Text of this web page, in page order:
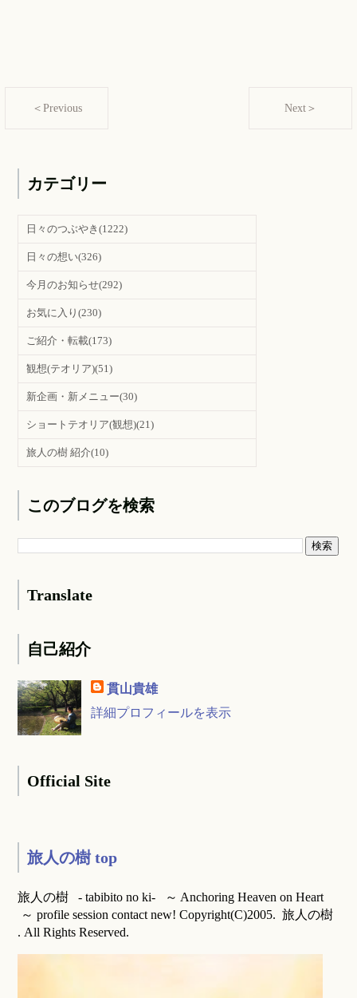
＜Previous Next＞
カテゴリー
日々のつぶやき(1222)
日々の想い(326)
今月のお知らせ(292)
お気に入り(230)
ご紹介・転載(173)
観想(テオリア)(51)
新企画・新メニュー(30)
ショートテオリア(観想)(21)
旅人の樹 紹介(10)
このブログを検索
Translate
自己紹介
貫山貴雄
詳細プロフィールを表示
Official Site
旅人の樹 top
旅人の樹 - tabibito no ki- ～ Anchoring Heaven on Heart
～ profile session contact new! Copyright(C)2005. 旅人の樹
. All Rights Reserved.